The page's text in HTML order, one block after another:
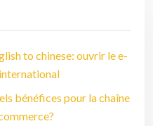
to chinese: ouvrir le e-
bénéfices pour la chaîne